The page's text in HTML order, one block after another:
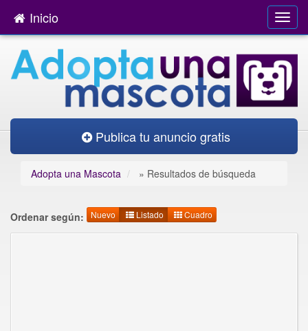
Inicio
Publica tu anuncio gratis
Adopta una Mascota » Resultados de búsqueda
Ordenar según: Nuevo Listado Cuadro